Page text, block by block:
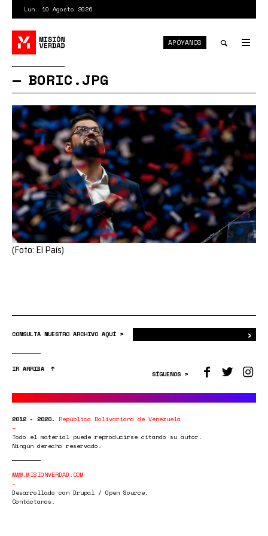
contenido
principal
Lun. 10 Agosto 2026
search
APÓYANOS
BORIC.JPG
(Foto: El País)
CONSULTA NUESTRO ARCHIVO AQUÍ > ›
IR ARRIBA
SÍGUENOS >
2012 - 2020. República Bolivariana de Venezuela
Todo el material puede reproducirse citando su autor.
Ningún derecho reservado.
WWW.MISIONVERDAD.COM
Desarrollado con Drupal / Open Source.
Contáctanos.